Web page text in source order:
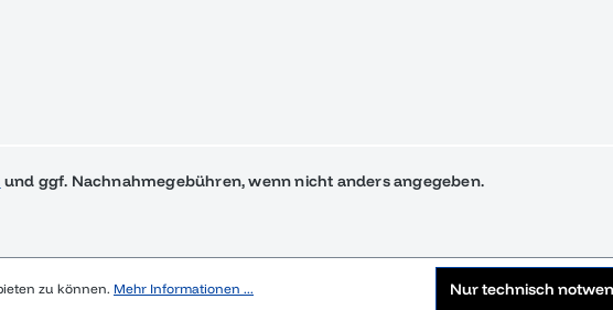
und ggf. Nachnahmegebühren, wenn nicht anders angegeben.
zu können. Mehr Informationen ... Nur technisch